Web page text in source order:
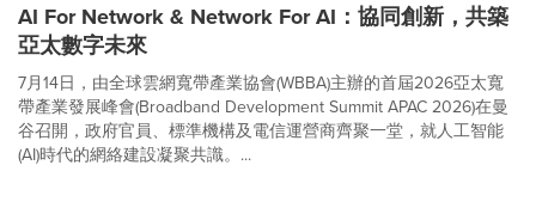
AI For Network & Network For AI：協同創新，共築
亞太數字未來
7月14日，由全球雲網寬帶產業協會(WBBA)主辦的首屆2026亞太寬
帶產業發展峰會(Broadband Development Summit APAC 2026)在曼
谷召開，政府官員、標準機構及電信運營商齊聚一堂，就人工智能
(AI)時代的網絡建設凝聚共識。...